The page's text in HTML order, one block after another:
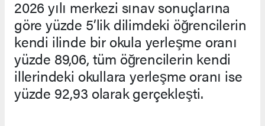
2026 yılı merkezi sınav sonuçlarına
göre yüzde 5’lik dilimdeki öğrencilerin
kendi ilinde bir okula yerleşme oranı
yüzde 89,06, tüm öğrencilerin kendi
illerindeki okullara yerleşme oranı ise
yüzde 92,93 olarak gerçekleşti.